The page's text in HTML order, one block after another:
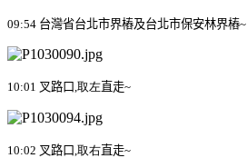
09:54 台灣省台北市界樁及台北市保安林界樁~
10:01 叉路口 取左直走~
10:02 叉路口 ,取右直走~